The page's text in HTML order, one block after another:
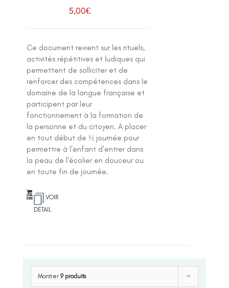
5,00€
Ce document revient sur les rituels,
activités répétitives et ludiques qui
permettent de solliciter et de
renforcer des compétences dans le
domaine de la langue française et
participent par leur
fonctionnement à la formation de
la personne et du citoyen. A placer
en tout début de ½ journée pour
permettre à l’enfant d’entrer dans
la peau de l’écolier en douceur ou
en toute fin de journée.
VOIR
DETAIL
Montrer 9 produits